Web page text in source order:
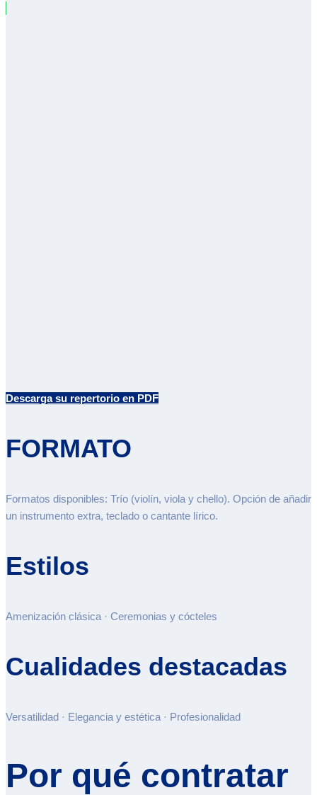
Descarga su repertorio en PDF
FORMATO
Formatos disponibles: Trío (violín, viola y chello). Opción de añadir
un instrumento extra, teclado o cantante lírico.
Estilos
Amenización clásica · Ceremonias y cócteles
Cualidades destacadas
Versatilidad · Elegancia y estética · Profesionalidad
Por qué contratar